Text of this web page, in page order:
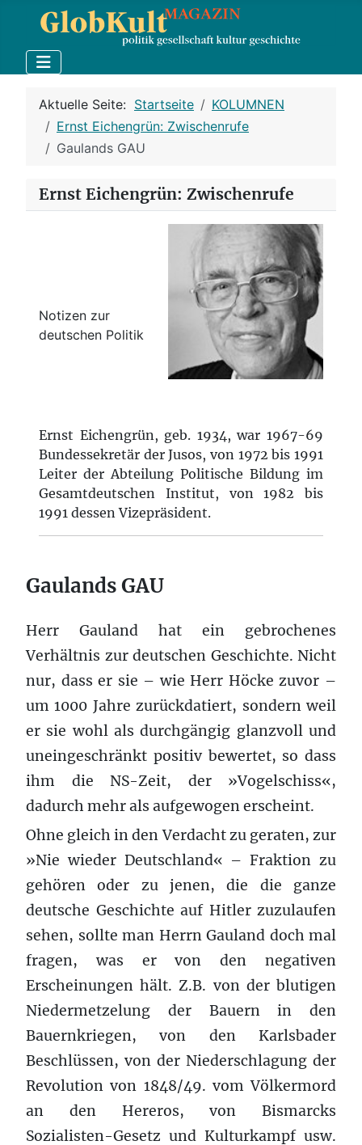
Aktuelle Seite: Startseite
KOLUMNEN
Ernst Eichengrün: Zwischenrufe
Gaulands GAU
Ernst Eichengrün: Zwischenrufe
Notizen zur
deutschen Politik
Ernst Eichengrün, geb. 1934, war 1967-69
Bundessekretär der Jusos, von 1972 bis 1991
Leiter der Abteilung Politische Bildung im
Gesamtdeutschen Institut, von 1982 bis
1991 dessen Vizepräsident.
Gaulands GAU
Herr Gauland hat ein gebrochenes
Verhältnis zur deutschen Geschichte. Nicht
nur, dass er sie – wie Herr Höcke zuvor –
um 1000 Jahre zurückdatiert, sondern weil
er sie wohl als durchgängig glanzvoll und
uneingeschränkt positiv bewertet, so dass
ihm die NS-Zeit, der »Vogelschiss«,
dadurch mehr als aufgewogen erscheint.
Ohne gleich in den Verdacht zu geraten, zur
»Nie wieder Deutschland« – Fraktion zu
gehören oder zu jenen, die die ganze
deutsche Geschichte auf Hitler zuzulaufen
sehen, sollte man Herrn Gauland doch mal
fragen, was er von den negativen
Erscheinungen hält. Z.B. von der blutigen
Niedermetzelung der Bauern in den
Bauernkriegen, von den Karlsbader
Beschlüssen, von der Niederschlagung der
Revolution von 1848/49. vom Völkermord
an den Hereros, von Bismarcks
Sozialisten-Gesetz und Kulturkampf usw.